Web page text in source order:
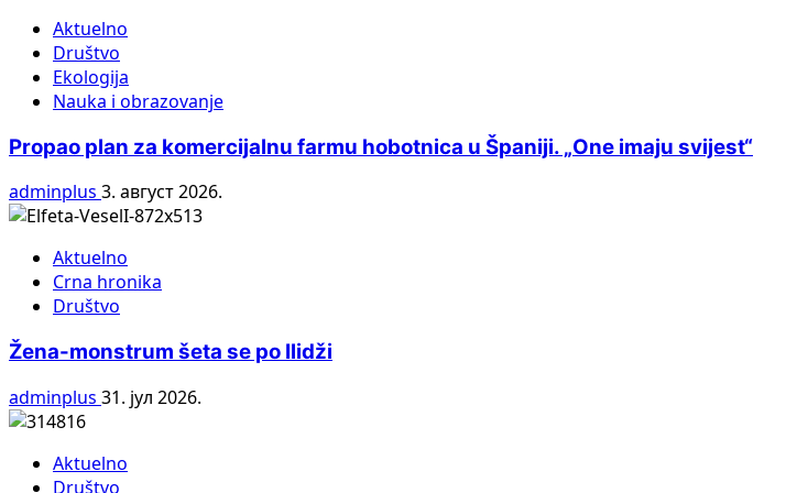
Aktuelno
Društvo
Ekologija
Nauka i obrazovanje
Propao plan za komercijalnu farmu hobotnica u Španiji. „One imaju svijest“
adminplus 3. август 2026.
Aktuelno
Crna hronika
Društvo
Žena-monstrum šeta se po Ilidži
adminplus 31. јул 2026.
Aktuelno
Društvo